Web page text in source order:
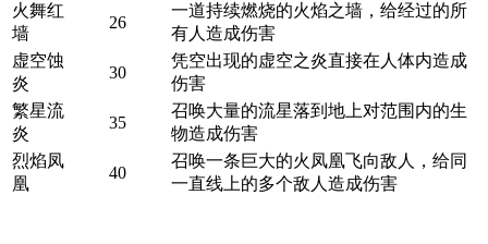
火舞红
墙
26
一道持续燃烧的火焰之墙，给经过的所
有人造成伤害
虚空蚀
炎
30
凭空出现的虚空之炎直接在人体内造成
伤害
繁星流
炎
35
召唤大量的流星落到地上对范围内的生
物造成伤害
烈焰凤
凰
40
召唤一条巨大的火凤凰飞向敌人，给同
一直线上的多个敌人造成伤害